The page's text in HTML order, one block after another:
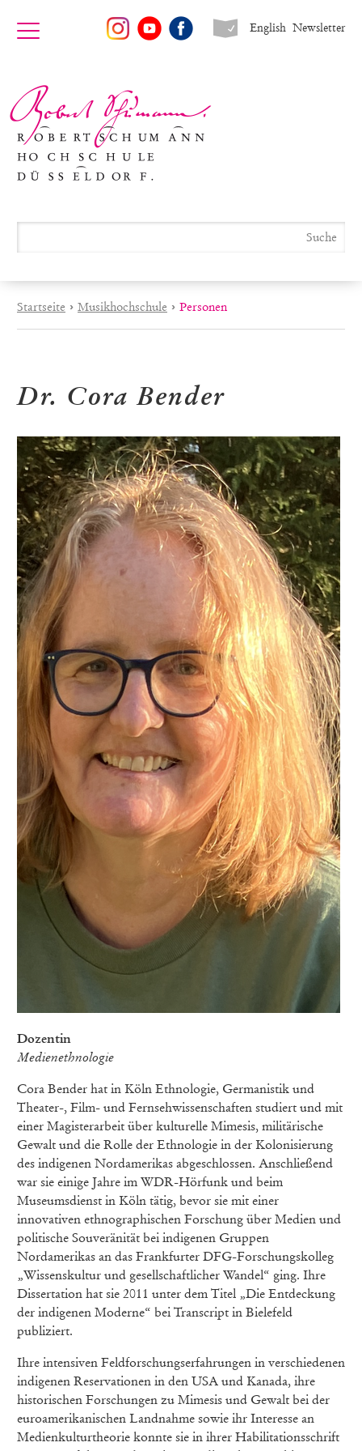
Newsletter
English
Startseite › Musikhochschule › Personen
Dr. Cora Bender
Dozentin
Medienethnologie
Cora Bender hat in Köln Ethnologie, Germanistik und
Theater-, Film- und Fernsehwissenschaften studiert und mit
einer Magisterarbeit über kulturelle Mimesis, militärische
Gewalt und die Rolle der Ethnologie in der Kolonisierung
des indigenen Nordamerikas abgeschlossen. Anschließend
war sie einige Jahre im WDR-Hörfunk und beim
Museumsdienst in Köln tätig, bevor sie mit einer
innovativen ethnographischen Forschung über Medien und
politische Souveränität bei indigenen Gruppen
Nordamerikas an das Frankfurter DFG-Forschungskolleg
„Wissenskultur und gesellschaftlicher Wandel“ ging. Ihre
Dissertation hat sie 2011 unter dem Titel „Die Entdeckung
der indigenen Moderne“ bei Transcript in Bielefeld
publiziert.
Ihre intensiven Feldforschungserfahrungen in verschiedenen
indigenen Reservationen in den USA und Kanada, ihre
historischen Forschungen zu Mimesis und Gewalt bei der
euroamerikanischen Landnahme sowie ihr Interesse an
Medienkulturtheorie konnte sie in ihrer Habilitationsschrift